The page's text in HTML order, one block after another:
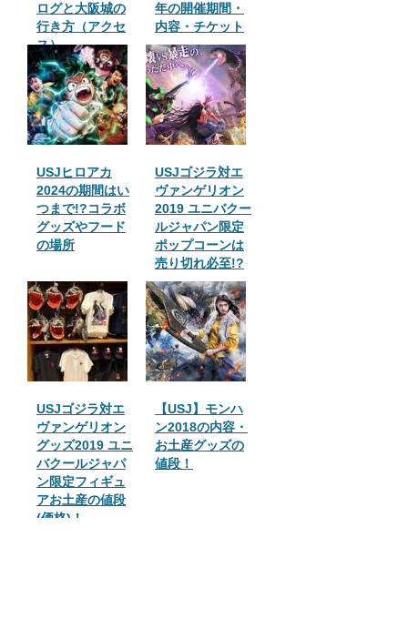
ログと大阪城の
行き方（アクセ
ス）
年の開催期間・
内容・チケット
USJヒロアカ
2024の期間はい
つまで!?コラボ
グッズやフード
の場所
USJゴジラ対エ
ヴァンゲリオン
2019 ユニバクー
ルジャパン限定
ポップコーンは
売り切れ必至!?
USJゴジラ対エ
ヴァンゲリオン
グッズ2019 ユニ
バクールジャパ
ン限定フィギュ
アお土産の値段
(価格)！
【USJ】モンハ
ン2018の内容・
お土産グッズの
値段！